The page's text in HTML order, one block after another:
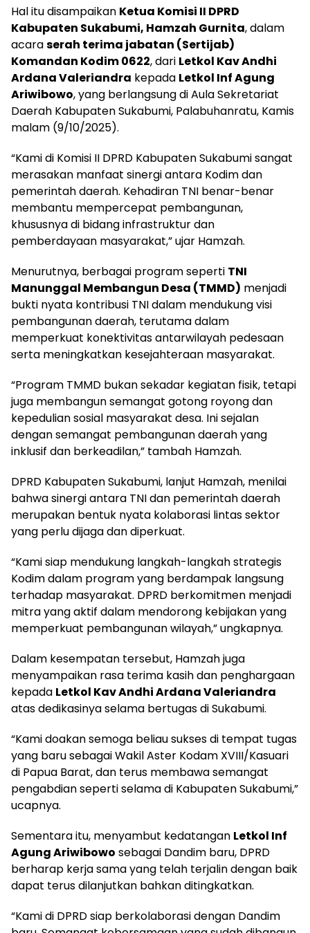
Hal itu disampaikan Ketua Komisi II DPRD
Kabupaten Sukabumi, Hamzah Gurnita, dalam
acaraserah terima jabatan (Sertijab)
Komandan Kodim 0622, dari Letkol Kav Andhi
Ardana Valeriandra kepada Letkol Inf Agung
Ariwibowo, yang berlangsung di Aula Sekretariat
Daerah Kabupaten Sukabumi, Palabuhanratu, Kamis
malam (9/10/2025).
“Kami di Komisi II DPRD Kabupaten Sukabumi sangat
merasakan manfaat sinergi antara Kodim dan
pemerintah daerah. Kehadiran TNI benar-benar
membantu mempercepat pembangunan,
khususnya di bidang infrastruktur dan
pemberdayaan masyarakat,” ujar Hamzah.
Menurutnya, berbagai program seperti TNI
Manunggal Membangun Desa (TMMD) menjadi
bukti nyata kontribusi TNI dalam mendukung visi
pembangunan daerah, terutama dalam
memperkuat konektivitas antarwilayah pedesaan
serta meningkatkan kesejahteraan masyarakat.
“Program TMMD bukan sekadar kegiatan fisik, tetapi
juga membangun semangat gotong royong dan
kepedulian sosial masyarakat desa. Ini sejalan
dengan semangat pembangunan daerah yang
inklusif dan berkeadilan,” tambah Hamzah.
DPRD Kabupaten Sukabumi, lanjut Hamzah, menilai
bahwa sinergi antara TNI dan pemerintah daerah
merupakan bentuk nyata kolaborasi lintas sektor
yang perlu dijaga dan diperkuat.
“Kami siap mendukung langkah-langkah strategis
Kodim dalam program yang berdampak langsung
terhadap masyarakat. DPRD berkomitmen menjadi
mitra yang aktif dalam mendorong kebijakan yang
memperkuat pembangunan wilayah,” ungkapnya.
Dalam kesempatan tersebut, Hamzah juga
menyampaikan rasa terima kasih dan penghargaan
kepada Letkol Kav Andhi Ardana Valeriandra
atas dedikasinya selama bertugas di Sukabumi.
“Kami doakan semoga beliau sukses di tempat tugas
yang baru sebagai Wakil Aster Kodam XVIII/Kasuari
di Papua Barat, dan terus membawa semangat
pengabdian seperti selama di Kabupaten Sukabumi,”
ucapnya.
Sementara itu, menyambut kedatangan Letkol Inf
Agung Ariwibowo sebagai Dandim baru, DPRD
berharap kerja sama yang telah terjalin dengan baik
dapat terus dilanjutkan bahkan ditingkatkan.
“Kami di DPRD siap berkolaborasi dengan Dandim